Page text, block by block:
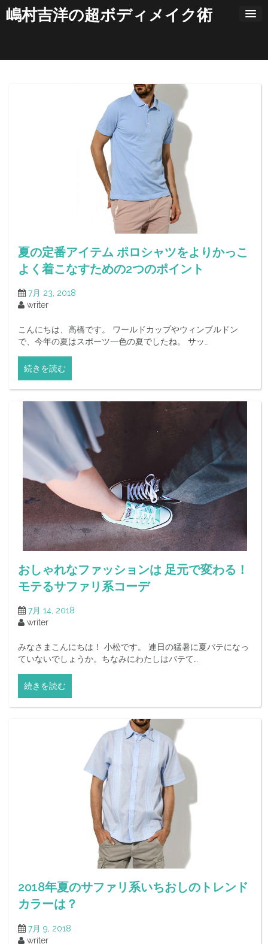
ン嶋村吉洋の超ボディメイク術
夏の定番アイテム ポロシャツをよりかっこ
よく着こなすための2つのポイント
7月 23, 2018
writer
こんにちは、高橋です。 ワールドカップやウィンブルドン
で、今年の夏はスポーツ一色の夏でしたね。 サッ…
続きを読む
おしゃれなファッションは 足元で変わる！
モテるサファリ系コーデ
7月 14, 2018
writer
みなさまこんにちは！ 小松です。 連日の猛暑に夏バテになっ
ていないでしょうか。ちなみにわたしはバテて…
続きを読む
2018年夏のサファリ系いちおしのトレンド
カラーは？
7月 9, 2018
writer